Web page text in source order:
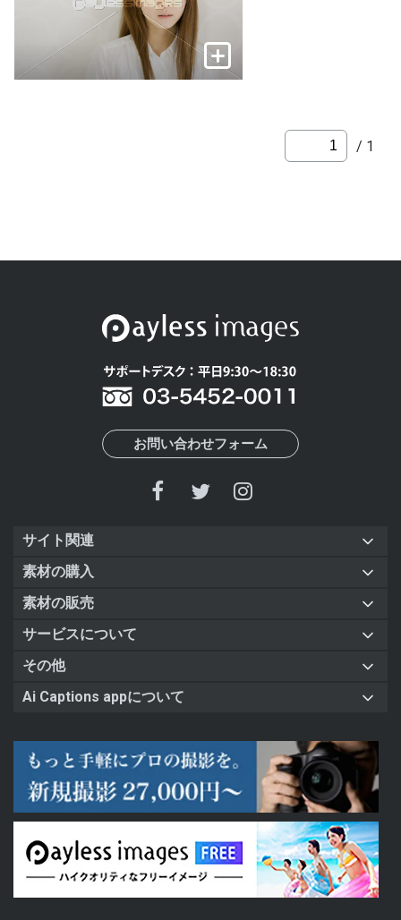
/ 1
お問い合わせフォーム
サイト関連
素材の購入
素材の販売
サービスについて
その他
Ai Captions appについて